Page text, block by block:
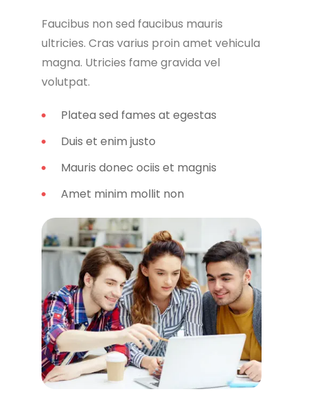
Faucibus non sed faucibus mauris
ultricies. Cras varius proin amet vehicula
magna. Utricies fame gravida vel
volutpat.
Platea sed fames at egestas
Duis et enim justo
Mauris donec ociis et magnis
Amet minim mollit non